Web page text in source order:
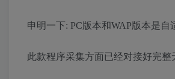
申明一下: PC版本和WAP版本是自
此款程序采集方面已经对接好完